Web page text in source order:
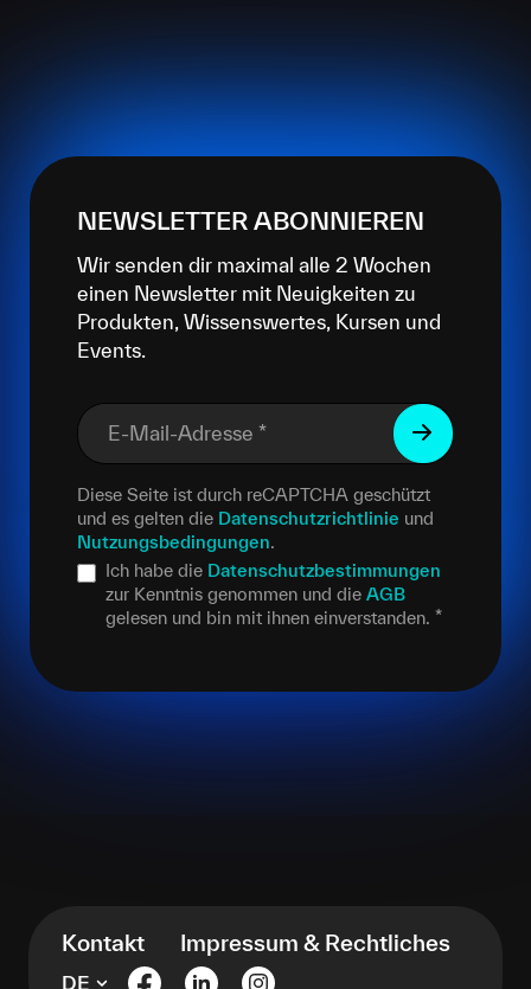
NEWSLETTER ABONNIEREN
Wir senden dir maximal alle 2 Wochen
einen Newsletter mit Neuigkeiten zu
Produkten, Wissenswertes, Kursen und
Events.
E-Mail-Adresse *
Diese Seite ist durch reCAPTCHA geschützt
und es gelten die Datenschutzrichtlinie und
Nutzungsbedingungen.
Ich habe die Datenschutzbestimmungen
zur Kenntnis genommen und die AGB
gelesen und bin mit ihnen einverstanden. *
Kontakt Impressum & Rechtliches
DE